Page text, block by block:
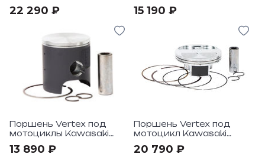
22 290 ₽ 15 190 ₽
Поршень Vertex под
мотоциклы Kawasaki
13 890 ₽
Поршень Vertex под
мотоцикл Kawasaki
Compr 13,9:1
20 790 ₽